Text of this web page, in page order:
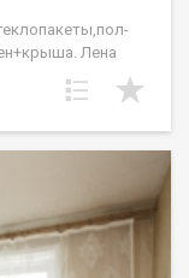
Лена